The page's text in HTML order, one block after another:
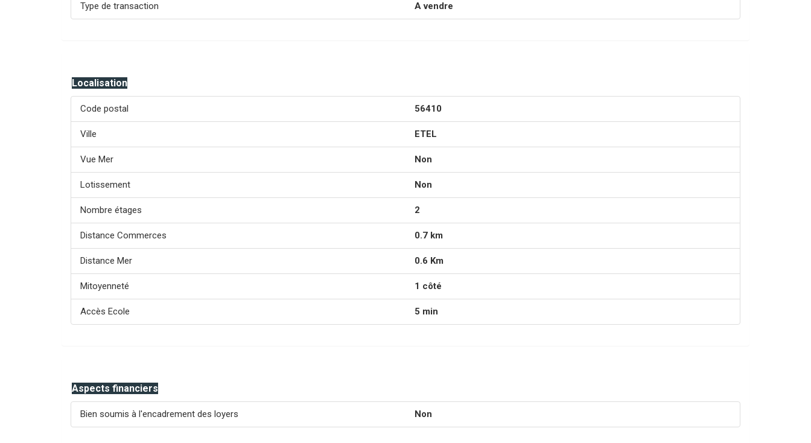
Type de transaction A vendre
Localisation
Code postal 56410
Ville ETEL
Vue Mer Non
Lotissement Non
Nombre étages 2
Distance Commerces 0.7 km
Distance Mer 0.6 Km
Mitoyenneté 1 côté
Accès Ecole 5 min
Aspects financiers
Bien soumis à l'encadrement des loyers Non